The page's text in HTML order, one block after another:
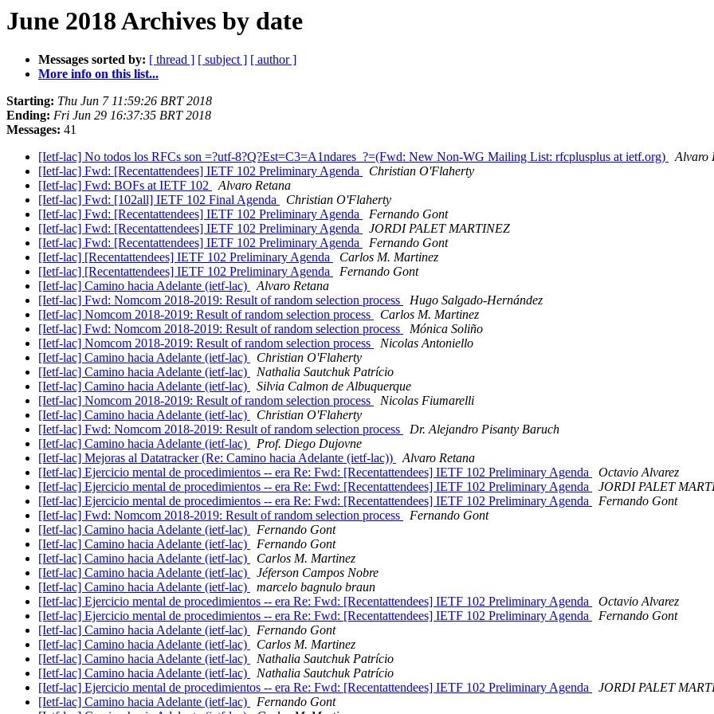
June 2018 Archives by date
Messages sorted by: [ thread ] [ subject ] [ author ]
More info on this list...
Starting: Thu Jun 7 11:59:26 BRT 2018
Ending: Fri Jun 29 16:37:35 BRT 2018
Messages: 41
[Ietf-lac] No todos los RFCs son =?utf-8?Q?Est=C3=A1ndares_?=(Fwd: New Non-WG Mailing List: rfcplusplus at ietf.org)
Alvaro
[Ietf-lac] Fwd: [Recentattendees] IETF 102 Preliminary Agenda
Christian O'Flaherty
[Ietf-lac] Fwd: BOFs at IETF 102
Alvaro Retana
[Ietf-lac] Fwd: [102all] IETF 102 Final Agenda
Christian O'Flaherty
[Ietf-lac] Fwd: [Recentattendees] IETF 102 Preliminary Agenda
Fernando Gont
[Ietf-lac] Fwd: [Recentattendees] IETF 102 Preliminary Agenda
JORDI PALET MARTINEZ
[Ietf-lac] Fwd: [Recentattendees] IETF 102 Preliminary Agenda
Fernando Gont
[Ietf-lac] [Recentattendees] IETF 102 Preliminary Agenda
Carlos M. Martinez
[Ietf-lac] [Recentattendees] IETF 102 Preliminary Agenda
Fernando Gont
[Ietf-lac] Camino hacia Adelante (ietf-lac)
Alvaro Retana
[Ietf-lac] Fwd: Nomcom 2018-2019: Result of random selection process
Hugo Salgado-Hernández
[Ietf-lac] Nomcom 2018-2019: Result of random selection process
Carlos M. Martinez
[Ietf-lac] Fwd: Nomcom 2018-2019: Result of random selection process
Mónica Soliño
[Ietf-lac] Nomcom 2018-2019: Result of random selection process
Nicolas Antoniello
[Ietf-lac] Camino hacia Adelante (ietf-lac)
Christian O'Flaherty
[Ietf-lac] Camino hacia Adelante (ietf-lac)
Nathalia Sautchuk Patrício
[Ietf-lac] Camino hacia Adelante (ietf-lac)
Silvia Calmon de Albuquerque
[Ietf-lac] Nomcom 2018-2019: Result of random selection process
Nicolas Fiumarelli
[Ietf-lac] Camino hacia Adelante (ietf-lac)
Christian O'Flaherty
[Ietf-lac] Fwd: Nomcom 2018-2019: Result of random selection process
Dr. Alejandro Pisanty Baruch
[Ietf-lac] Camino hacia Adelante (ietf-lac)
Prof. Diego Dujovne
[Ietf-lac] Mejoras al Datatracker (Re: Camino hacia Adelante (ietf-lac))
Alvaro Retana
[Ietf-lac] Ejercicio mental de procedimientos -- era Re: Fwd: [Recentattendees] IETF 102 Preliminary Agenda
Octavio Alvarez
[Ietf-lac] Ejercicio mental de procedimientos -- era Re: Fwd: [Recentattendees] IETF 102 Preliminary Agenda
JORDI PALET
[Ietf-lac] Ejercicio mental de procedimientos -- era Re: Fwd: [Recentattendees] IETF 102 Preliminary Agenda
Fernando Gont
[Ietf-lac] Fwd: Nomcom 2018-2019: Result of random selection process
Fernando Gont
[Ietf-lac] Camino hacia Adelante (ietf-lac)
Fernando Gont
[Ietf-lac] Camino hacia Adelante (ietf-lac)
Fernando Gont
[Ietf-lac] Camino hacia Adelante (ietf-lac)
Carlos M. Martinez
[Ietf-lac] Camino hacia Adelante (ietf-lac)
Jéferson Campos Nobre
[Ietf-lac] Camino hacia Adelante (ietf-lac)
marcelo bagnulo braun
[Ietf-lac] Ejercicio mental de procedimientos -- era Re: Fwd: [Recentattendees] IETF 102 Preliminary Agenda
Octavio Alvarez
[Ietf-lac] Ejercicio mental de procedimientos -- era Re: Fwd: [Recentattendees] IETF 102 Preliminary Agenda
Fernando Gont
[Ietf-lac] Camino hacia Adelante (ietf-lac)
Fernando Gont
[Ietf-lac] Camino hacia Adelante (ietf-lac)
Carlos M. Martinez
[Ietf-lac] Camino hacia Adelante (ietf-lac)
Nathalia Sautchuk Patrício
[Ietf-lac] Camino hacia Adelante (ietf-lac)
Nathalia Sautchuk Patrício
[Ietf-lac] Ejercicio mental de procedimientos -- era Re: Fwd: [Recentattendees] IETF 102 Preliminary Agenda
JORDI PALET
[Ietf-lac] Camino hacia Adelante (ietf-lac)
Fernando Gont